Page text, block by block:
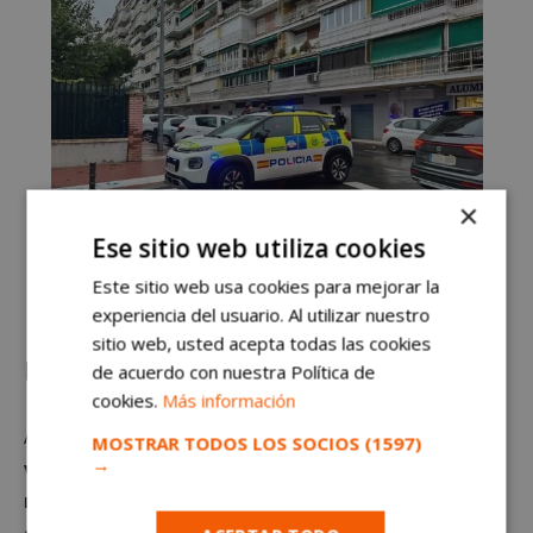
Un detenido tras una persecución con disparos en Alcorcón. Un
vehículo de Policía Local, en el momento del incidente.
Uno de los dos detenidos escapa
A continuación,los agentes interceptarona los
varones que había en el vehículo.
resistieron a su detención,
×
Ese sitio web utiliza cookies
Este sitio web usa cookies para mejorar la
experiencia del usuario. Al utilizar nuestro
sitio web, usted acepta todas las cookies
de acuerdo con nuestra Política de
cookies. Más información
MOSTRAR TODOS LOS SOCIOS (1597)
→